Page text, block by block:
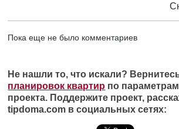
Пока еще не было комментариев
Не нашли то, что искали?
планировок квартир по
проекта. Поддержите проект,
tipdoma.com в социальных сетях: